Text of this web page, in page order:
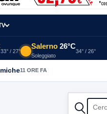
33° / 27°
Salerno 26°C
Soleggiato
34° / 26°
11 ORE FA
CERCA